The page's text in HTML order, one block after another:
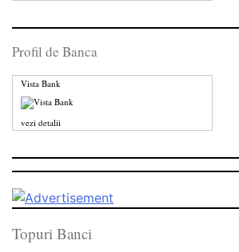
Profil de Banca
Vista Bank
vezi detalii
Topuri Banci